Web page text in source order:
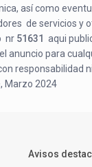
así como
de servicios y
nr 51631 aqui
anuncio para
responsabilidad
Marzo 2024
Avisos